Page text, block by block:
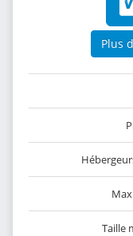
Plus
Taille